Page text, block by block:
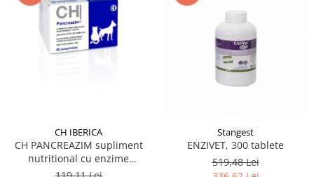
CH IBERICA
CH PANCREAZIM supliment
nutritional cu enzime
vegetale, pentru caini si pisici
Stangest
ENZIVET, 300 tablete
519,48 Lei